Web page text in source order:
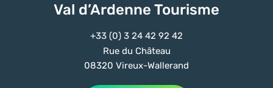
Val d’Ardenne Tourisme
+33 (0) 3 24 42 92 42
Rue du Château
08320 Vireux-Wallerand